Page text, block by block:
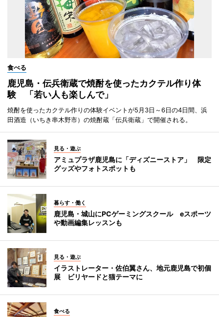
食べる
鹿児島・伝兵衛蔵で焼酎を使ったカクテル作り体
験 「若い人も楽しんで」
焼酎を使ったカクテル作りの体験イベントが5月3日～6日の4日間、浜
田酒造（いちき串木野市）の焼酎蔵「伝兵衛蔵」で開催される。
見る・遊ぶ
アミュプラザ鹿児島に「ディズニーストア」 限定
グッズやフォトスポットも
暮らす・働く
鹿児島・城山にPCゲーミングスクール eスポーツ
や動画編集レッスンも
見る・遊ぶ
イラストレーター・佐伯翼さん、地元鹿児島で初個
展 ビリヤードと猫テーマに
食べる